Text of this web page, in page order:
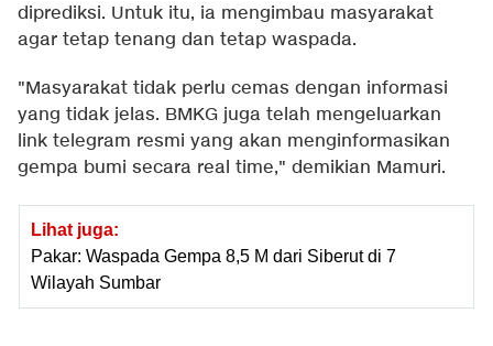
diprediksi. Untuk itu, ia mengimbau masyarakat
agar tetap tenang dan tetap waspada.
"Masyarakat tidak perlu cemas dengan informasi
yang tidak jelas. BMKG juga telah mengeluarkan
link telegram resmi yang akan menginformasikan
gempa bumi secara real time," demikian Mamuri.
Lihat juga:
Pakar: Waspada Gempa 8,5 M dari Siberut di 7
Wilayah Sumbar